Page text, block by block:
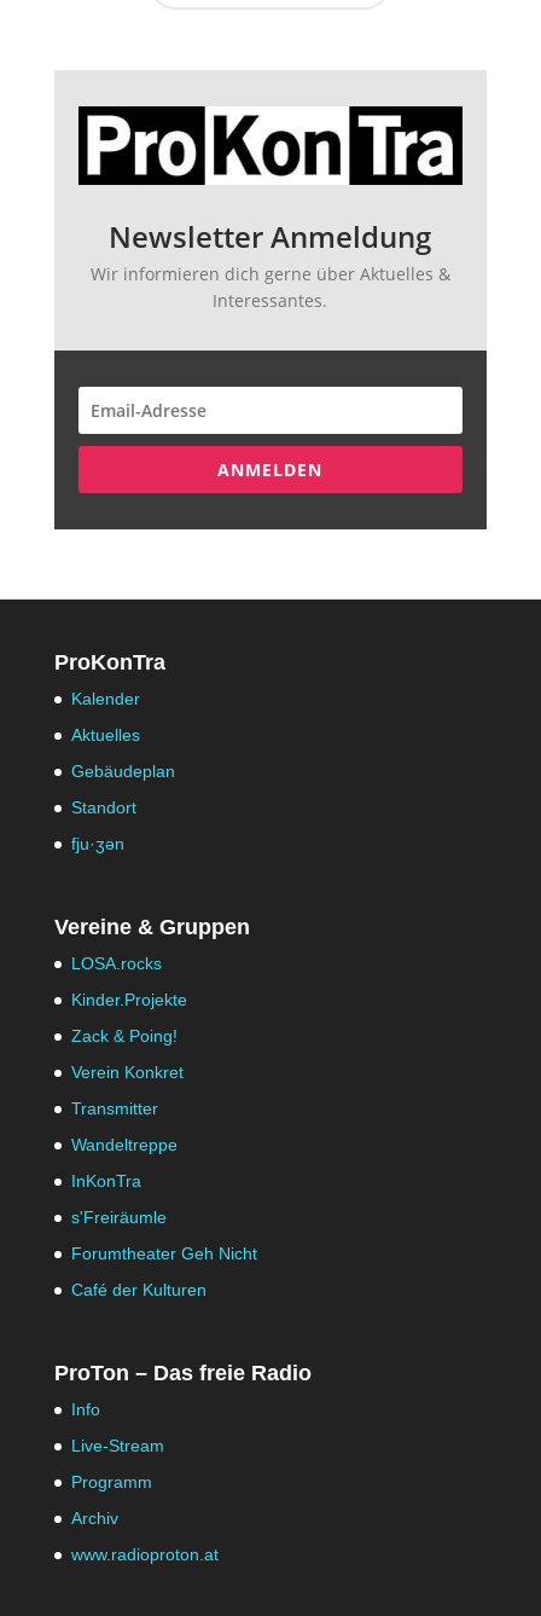
Newsletter Anmeldung
Wir informieren dich gerne über Aktuelles &
Interessantes.
ANMELDEN
ProKonTra
Kalender
Aktuelles
Gebäudeplan
Standort
fju·ʒən
Vereine & Gruppen
LOSA.rocks
Kinder.Projekte
Zack & Poing!
Verein Konkret
Transmitter
Wandeltreppe
InKonTra
s'Freiräumle
Forumtheater Geh Nicht
Café der Kulturen
ProTon – Das freie Radio
Info
Live-Stream
Programm
Archiv
www.radioproton.at